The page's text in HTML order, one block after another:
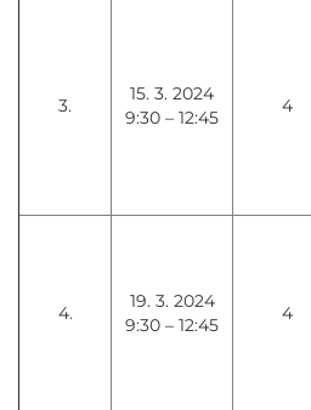
3.
15. 3. 2024
9:30 – 12:45
4
4.
19. 3. 2024
9:30 – 12:45
4